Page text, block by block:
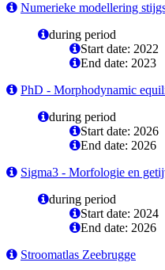
Numerieke modellering
during period
Start date: 2022
End date: 2023
PhD - Morphodynamic
during period
Start date: 2026
End date: 2026
Sigma3 - Morfologie en
during period
Start date: 2024
End date: 2026
Stroomatlas Zeebrugge